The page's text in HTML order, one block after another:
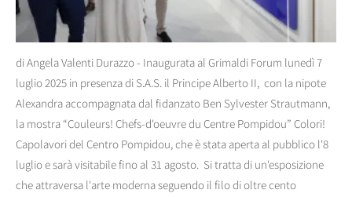
di Angela Valenti Durazzo - Inaugurata al Grimaldi Forum lunedì 7
luglio 2025 in presenza di S.A.S. il Principe Alberto II, con la nipote
Alexandra accompagnata dal fidanzato Ben Sylvester Strautmann,
la mostra “Couleurs! Chefs-d'oeuvre du Centre Pompidou” Colori!
Capolavori del Centro Pompidou, che è stata aperta al pubblico l'8
luglio e sarà visitabile fino al 31 agosto. Si tratta di un'esposizione
che attraversa l'arte moderna seguendo il filo di oltre cento